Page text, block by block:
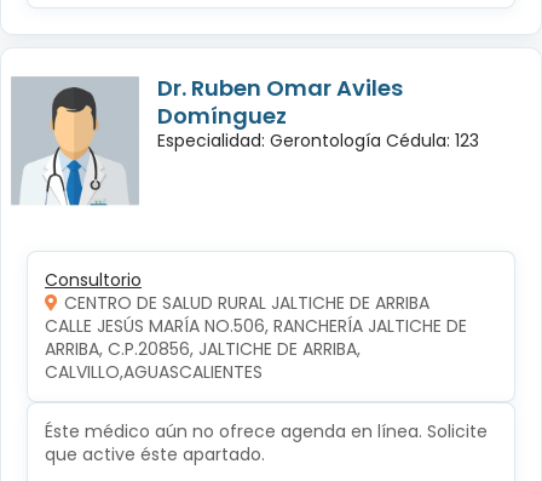
Dr. Ruben Omar Aviles
Domínguez
Especialidad: Gerontología Cédula: 123
Consultorio
CENTRO DE SALUD RURAL JALTICHE DE ARRIBA
CALLE JESÚS MARÍA NO.506, RANCHERÍA JALTICHE DE
ARRIBA, C.P.20856, JALTICHE DE ARRIBA,
CALVILLO,AGUASCALIENTES
Éste médico aún no ofrece agenda en línea. Solicite
que active éste apartado.